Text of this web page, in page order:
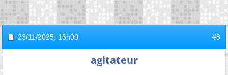
23/11/2025, 16h00 #8
agitateur